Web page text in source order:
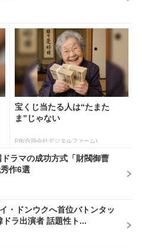
宝くじ当たる人は“たまた
ま”じゃない
PR(合同会社デジタルファーム)
ラマの成功方式「財閥御曹
作6選
・ドンウクへ首位バトンタッ
ラ出演者 話題性ト...